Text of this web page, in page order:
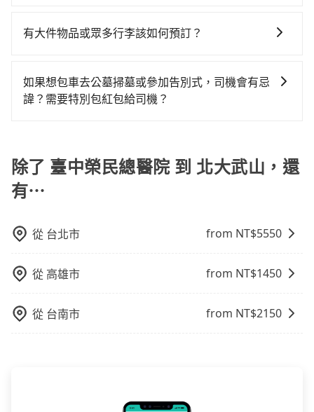
轉乘與等車上，現在還不馬上來預約tripool！如果你僅
發現仍有上一組乘客遺留的垃圾或者撞凹的車門仍未被
還，又或者要還車時卻偏偏找不到停車位，對於急著用
車或者要載其他乘客的人來說就有不小的風險。最後，
先上網預約，以免當場被坑受騙。綜合以上，無論在價
都無法監控或追查。最好別為了省小錢而冒上不必要的
駕駛執照以及良民證外，車輛一定投保最高300萬乘客
險。最好辨別叫的車是否合法，就看車牌的開頭，只要
提供早鳥優惠，您越早預訂就能享有更優惠的價格。所
有大件物品或眾多行李該如何預訂？
30吋的行李箱，但如有大件行李、衝浪板、樂器、廣告
看板、床墊、折疊單車、家電等，在乘客人數不多的情
並事先透過官網的線上客服洽詢，確認沒問題再下訂。
如果想包車去公墓掃墓或參加告別式，司機會有忌
諱？需要特別包紅包給司機？
如需要載運骨灰罈或在車上進行法事等作業，建議在訂
車前先向客服詢問是否有相應的司機可配合，以避免後
續爭議。此外，是否需要給司機紅包或小費，則可以由
除了 臺中榮民總醫院 到 北大武山，還
有⋯
從 台北市 from NT$5550
從 高雄市 from NT$1450
從 台南市 from NT$2150